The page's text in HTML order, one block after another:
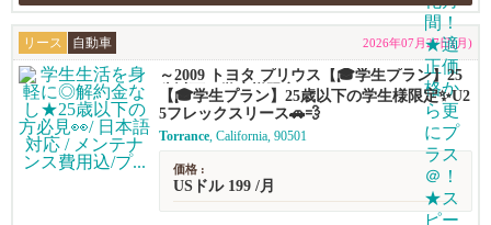
リース 自動車 2026年07月27日(月)
～2009 トヨタ プリウス【🎓学生プラン】25
歳以下の学生様限定✨U25フレックスリース
🚗💨
【🎓学生プラン】25歳以下の学生様限定✨U2
5フレックスリース🚗💨
Torrance, California, 90501
価格 :
USドル 199 /月